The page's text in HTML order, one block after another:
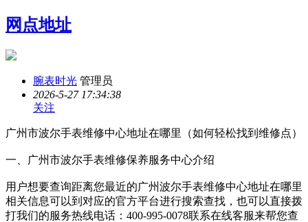
网点地址
腕表时光 管理员
2026-5-27 17:34:38
关注
广州市波尔手表维修中心地址在哪里（如何轻松找到维修点）
一、广州市波尔手表维修保养服务中心介绍
用户想要查询距离您最近的广州波尔手表维修中心地址在哪里
相关信息可以到对应的官方平台进行搜索查找，也可以直接拨
打我们的服务热线电话：400-995-0078联系在线客服来帮您查